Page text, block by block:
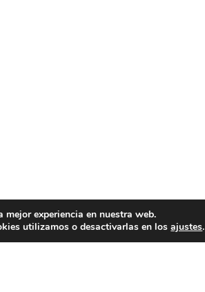
experiencia en nuestra web.
utilizamos o desactivarlas en losajustes.